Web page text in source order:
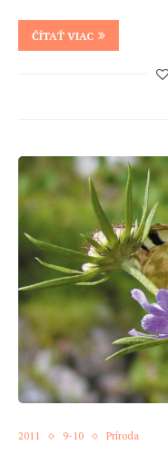
ČÍTAŤ VIAC
2011 9-10 Príroda